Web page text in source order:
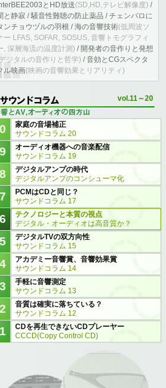
とHD放送(SD,HD,テレビ解像度) /
と静寂 / 騒音性難聴の防止薬品 / チェンバロに
ンチョウヅルの羽根 / 海の音響技術(低周波ソ
ー LFAS, SOFAR, SOSUS, 音響トモグラフィ
, 深層海流の温度計測) / 開発者の音作りと発想
ジタルの音作りと哲学) / 音効とCGスペクタ
ル映画(映画の音響効果とリアリティ)
vol.11～20
家庭の音場補正
サウンドコラム 20
オーディオ機器への音楽配信
サウンドコラム 19
デジタルアンプの時代
デジタルアンプのコンシューマ化
PCMはCDと同じ？
サウンドコラム 17
テクノロジーと本質の視点
デジタル・オーディオは高音質か？
デジタルTVの双方向性
サウンドコラム 15
アカデミー音響賞、音響効果賞
サウンドコラム 14
手軽に音響測定
サウンドコラム 13
音質は確実に落ちている？
サウンドコラム 12
CDを再生できないCDプレーヤー
CCCD(Copy Control CD)